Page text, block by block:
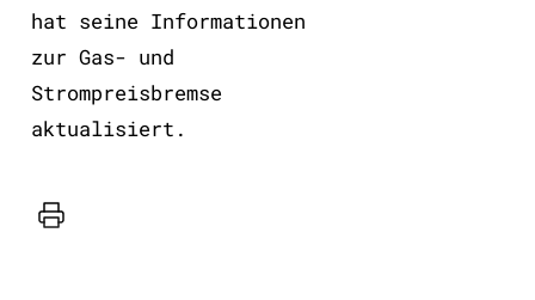
hat seine Informationen
zur Gas- und
Strompreisbremse
aktualisiert.
Drucker